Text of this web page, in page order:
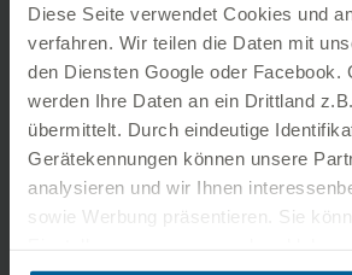
Diese Seite verwendet Cookies und
verfahren. Wir teilen die Daten mit
den Diensten Google oder Facebook.
werden Ihre Daten an ein Drittland
übermittelt. Durch eindeutige
Gerätekennungen können unsere
analysieren und wir Ihnen
sowie Werbung präsentieren. Sie
Was ist Unbundling?